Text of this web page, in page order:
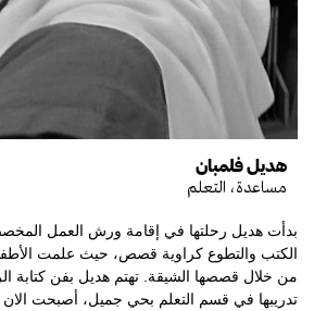
هديل فلمبان
مساعدة، التعلم
بدأت هديل رحلتها في إقامة ورش العمل
الكتب والتطوع كراوية قصص، حيث علمت
من خلال قصصها الشيقة. تهتم هديل بفن كتابة
تدريبها في قسم التعلم بحي جميل، أصبحت